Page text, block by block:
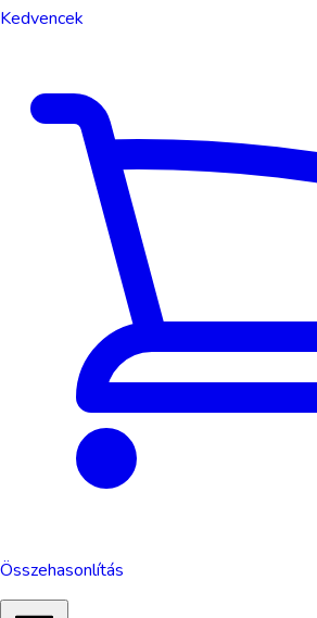
Kedvencek
Összehasonlítás